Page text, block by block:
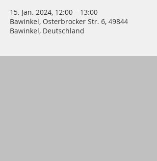
15. Jan. 2024, 12:00 – 13:00
Bawinkel, Osterbrocker Str. 6, 49844
Bawinkel, Deutschland